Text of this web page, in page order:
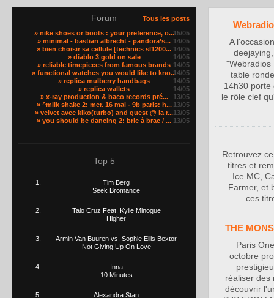
Forum
Tous les posts
» nike shoes or boots : your preference, o...15/05
» minimal - bastian albrecht - pandora’s... 14/05
» bien choisir sa cellule [technics sl1200... 14/05
» diablo 3 gold on sale
14/05
» reliable timepieces from famous brands 14/05
» functional watches you would like to kno...14/05
» replica mulberry handbags
14/05
» replica wallets
14/05
» x-ray production & baco records pré...
13/05
» ^milk shake 2: mer. 16 mai - 9b paris: h... 13/05
» velvet avec kiko(turbo) and guest @ la r...13/05
» you should be dancing 2: bric à brac / ... 13/05
Top 5
Tim Berg
Seek Bromance
Taio Cruz Feat. Kylie Minogue
Higher
Armin Van Buuren vs. Sophie Ellis Bextor
Not Giving Up On Love
Inna
10 Minutes
Alexandra Stan
A
"Webradios
table
14h30 porte
le rôle clef
Retrouvez
titres et
Ice MC,
Farmer, et
ces
THE
Paris
octobre
réaliser des
découvrir